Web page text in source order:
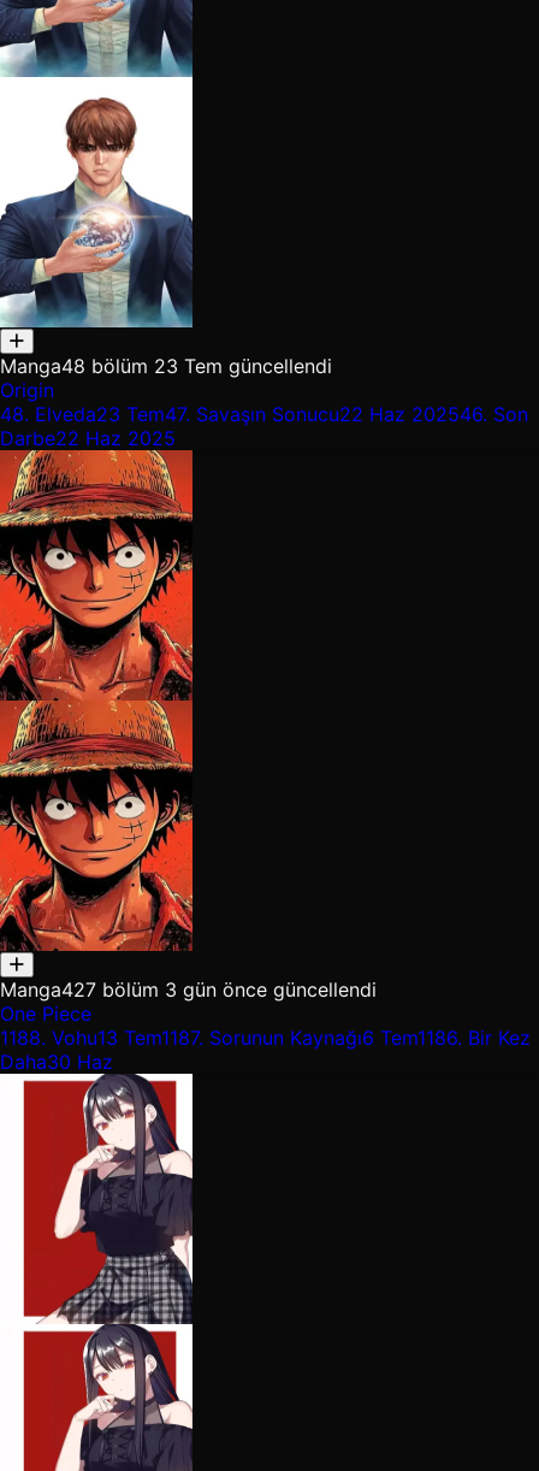
Manga48 bölüm 23 Tem güncellendi
Origin
48. Elveda23 Tem47. Savaşın Sonucu22 Haz 202546. Son
Darbe22 Haz 2025
Manga427 bölüm 3 gün önce güncellendi
One Piece
1188. Vohu13 Tem1187. Sorunun Kaynağı6 Tem1186. Bir Kez
Daha30 Haz